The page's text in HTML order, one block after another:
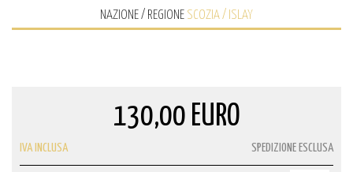
NAZIONE / REGIONE SCOZIA / ISLAY
130,00 EURO
IVA INCLUSA SPEDIZIONE ESCLUSA